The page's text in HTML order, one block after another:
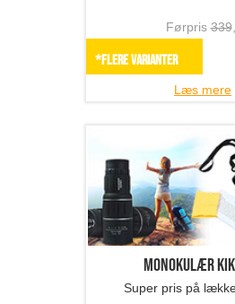
Førpris339
*Flere varianter
Læs mere
Monokulær
Super pris på